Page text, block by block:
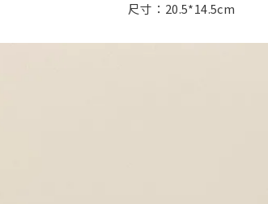
尺寸：20.5*14.5cm